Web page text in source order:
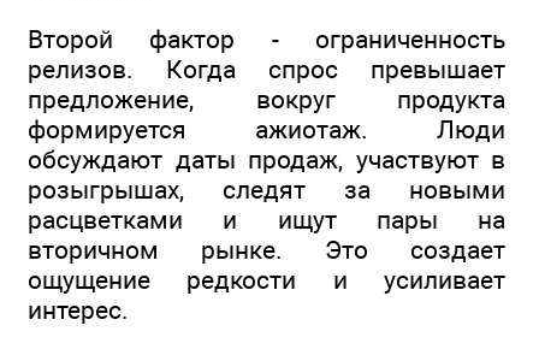
Второй фактор - ограниченность
релизов. Когда спрос превышает
предложение, вокруг продукта
формируется ажиотаж. Люди
обсуждают даты продаж, участвуют в
розыгрышах, следят за новыми
расцветками и ищут пары на
вторичном рынке. Это создает
ощущение редкости и усиливает
интерес.